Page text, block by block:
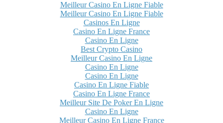
Meilleur Casino En Ligne Fiable
Meilleur Casino En Ligne Fiable
Casinos En Ligne
Casino En Ligne France
Casino En Ligne
Best Crypto Casino
Meilleur Casino En Ligne
Casino En Ligne
Casino En Ligne
Casino En Ligne Fiable
Casino En Ligne France
Meilleur Site De Poker En Ligne
Casino En Ligne
Meilleur Casino En Ligne France